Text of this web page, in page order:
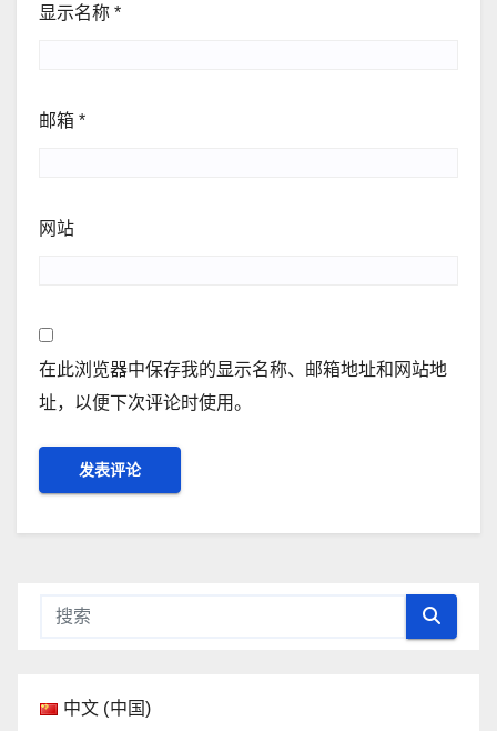
显示名称 *
邮箱 *
网站
在此浏览器中保存我的显示名称、邮箱地址和网站地
址，以便下次评论时使用。
中文 (中国)